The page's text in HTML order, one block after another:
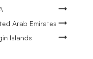
Arab Emirates
Islands